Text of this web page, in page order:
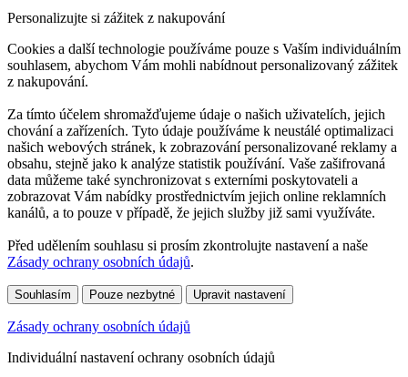
Personalizujte si zážitek z nakupování
Cookies a další technologie používáme pouze s Vaším individuálním
souhlasem, abychom Vám mohli nabídnout personalizovaný zážitek
z nakupování.
Za tímto účelem shromažďujeme údaje o našich uživatelích, jejich
chování a zařízeních. Tyto údaje používáme k neustálé optimalizaci
našich webových stránek, k zobrazování personalizované reklamy a
obsahu, stejně jako k analýze statistik používání. Vaše zašifrovaná
data můžeme také synchronizovat s externími poskytovateli a
zobrazovat Vám nabídky prostřednictvím jejich online reklamních
kanálů, a to pouze v případě, že jejich služby již sami využíváte.
Před udělením souhlasu si prosím zkontrolujte nastavení a naše
Zásady ochrany osobních údajů.
Souhlasím Pouze nezbytné Upravit nastavení
Zásady ochrany osobních údajů
Individuální nastavení ochrany osobních údajů